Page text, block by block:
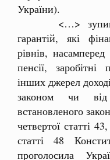
України).
<…>
гарантій, які
рівнів,
пенсії,
інших джерел
законом чи від
встановленого
четвертої статті
статті 48
проголосила